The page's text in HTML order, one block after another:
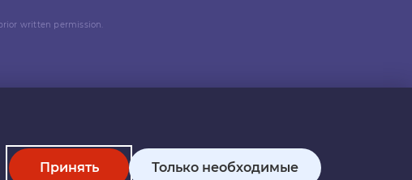
written permission.
Принять Только необходимые